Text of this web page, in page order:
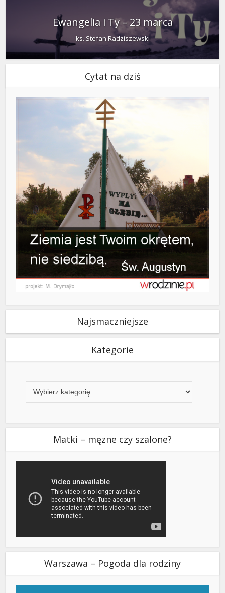
Ewangelia i Ty – 23 marca
ks. Stefan Radziszewski
Cytat na dziś
Najsmaczniejsze
Kategorie
Matki – męzne czy szalone?
Warszawa – Pogoda dla rodziny